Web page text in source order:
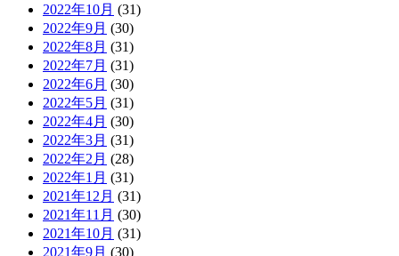
2022年10月 (31)
2022年9月 (30)
2022年8月 (31)
2022年7月 (31)
2022年6月 (30)
2022年5月 (31)
2022年4月 (30)
2022年3月 (31)
2022年2月 (28)
2022年1月 (31)
2021年12月 (31)
2021年11月 (30)
2021年10月 (31)
2021年9月 (30)